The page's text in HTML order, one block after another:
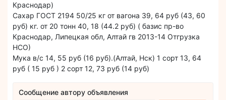
Краснодар)
Сахар ГОСТ 2194 50/25 кг от вагона 39, 64 руб (43, 60
руб) кг. от 20 тонн 40, 18 (44.2 руб) ( базис пр-во
Краснодар, Липецкая обл, Алтай гв 2013-14 Отгрузка
НСО)
Мука в/с 14, 55 руб (16 руб).(Алтай, Нск) 1 сорт 13, 64
руб ( 15 руб ) 2 сорт 12, 73 руб (14 руб)
Сообщение автору объявления